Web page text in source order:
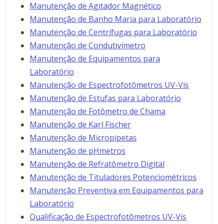
Manutenção de Agitador Magnético
Manutenção de Banho Maria para Laboratório
Manutenção de Centrífugas para Laboratório
Manutenção de Condutivímetro
Manutenção de Equipamentos para
Laboratório
Manutenção de Espectrofotômetros UV-Vis
Manutenção de Estufas para Laboratório
Manutenção de Fotômetro de Chama
Manutenção de Karl Fischer
Manutenção de Micropipetas
Manutenção de pHmetros
Manutenção de Refratômetro Digital
Manutenção de Tituladores Potenciométricos
Manutenção Preventiva em Equipamentos para
Laboratório
Qualificação de Espectrofotômetros UV-Vis